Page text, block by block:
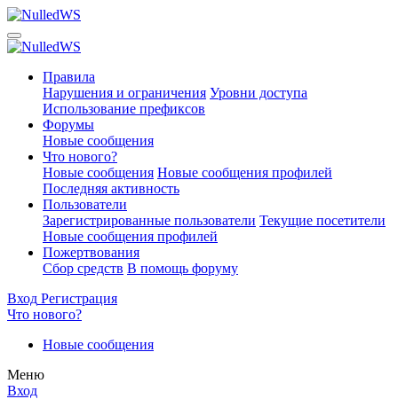
Правила
Нарушения и ограничения Уровни доступа
Использование префиксов
Форумы
Новые сообщения
Что нового?
Новые сообщения Новые сообщения профилей
Последняя активность
Пользователи
Зарегистрированные пользователи Текущие посетители
Новые сообщения профилей
Пожертвования
Сбор средств В помощь форуму
Вход Регистрация
Что нового?
Новые сообщения
Меню
Вход